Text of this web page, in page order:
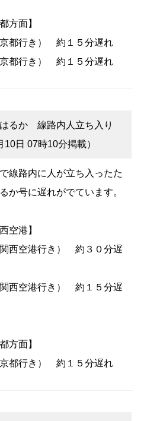
方面】
京都行き） 約１５分遅れ
京都行き） 約１５分遅れ
はるか 線路内人立ち入り
日 07時10分掲載）
で線路内に人が立ち入ったた
か号に遅れがでています。
空港】
関西空港行き） 約３０分遅
関西空港行き） 約１５分遅
方面】
京都行き） 約１５分遅れ